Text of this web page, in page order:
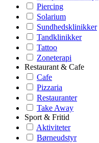
Piercing
Solarium
Sundhedsklinikker
Tandklinikker
Tattoo
Zoneterapi
Restaurant & Cafe
Cafe
Pizzaria
Restauranter
Take Away
Sport & Fritid
Aktiviteter
Børneudstyr